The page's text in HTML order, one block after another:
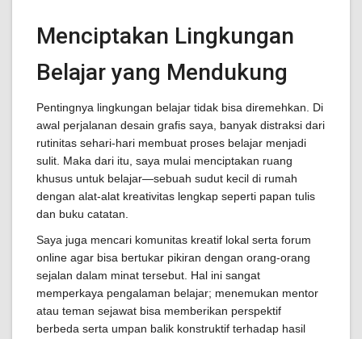
Menciptakan Lingkungan
Belajar yang Mendukung
Pentingnya lingkungan belajar tidak bisa diremehkan. Di
awal perjalanan desain grafis saya, banyak distraksi dari
rutinitas sehari-hari membuat proses belajar menjadi
sulit. Maka dari itu, saya mulai menciptakan ruang
khusus untuk belajar—sebuah sudut kecil di rumah
dengan alat-alat kreativitas lengkap seperti papan tulis
dan buku catatan.
Saya juga mencari komunitas kreatif lokal serta forum
online agar bisa bertukar pikiran dengan orang-orang
sejalan dalam minat tersebut. Hal ini sangat
memperkaya pengalaman belajar; menemukan mentor
atau teman sejawat bisa memberikan perspektif
berbeda serta umpan balik konstruktif terhadap hasil